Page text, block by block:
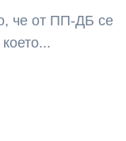
че от ПП-ДБ се